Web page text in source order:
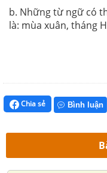
b. Những từ ngữ có
là: mùa xuân, tháng
Chia sẻ Bình luận